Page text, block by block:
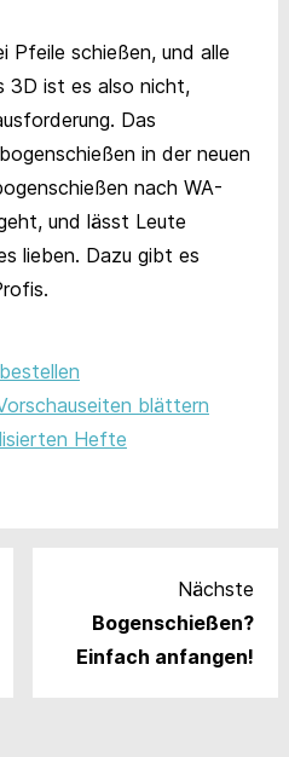
Pfeile schießen, und alle
3D ist es also nicht,
Das
in der neuen
nach WA-
und lässt Leute
lieben. Dazu gibt es
blättern
Hefte
Nächste
Bogenschießen?
Einfach anfangen!